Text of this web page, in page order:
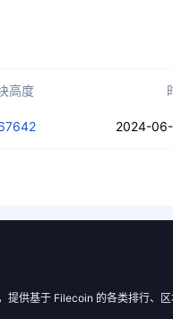
高度
2024-
供基于 Filecoin 的各类排行、区